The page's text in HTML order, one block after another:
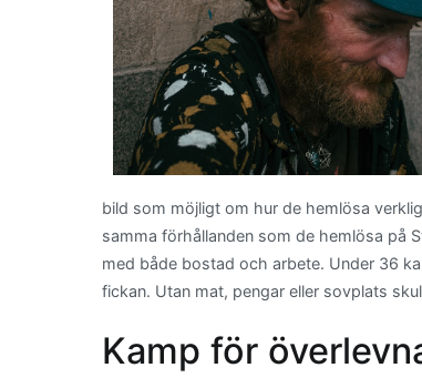
bild som möjligt om hur de hemlösa
samma förhållanden som de hemlösa på
med både bostad och arbete. Under 36
fickan. Utan mat, pengar eller sovplats
Kamp för